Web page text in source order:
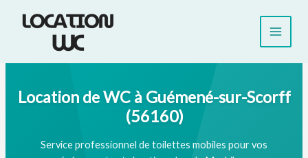
Location de WC à Guémené-sur-Scorff
(56160)
Service professionnel de toilettes mobiles pour vos